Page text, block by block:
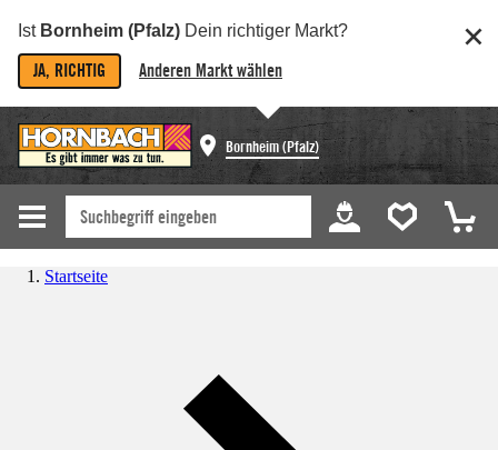
Ist Bornheim (Pfalz) Dein richtiger Markt?
JA, RICHTIG Anderen Markt wählen
Bornheim (Pfalz)
Startseite